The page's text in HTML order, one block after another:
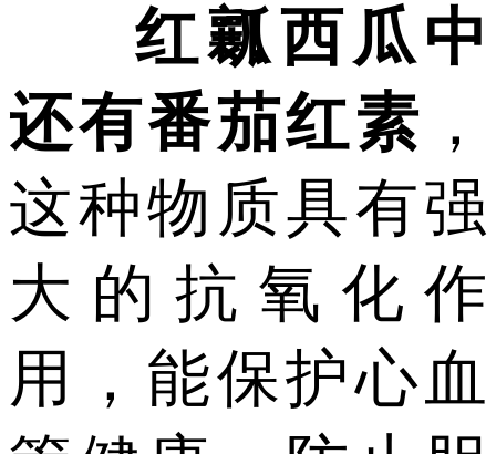
红瓤西瓜中
还有番茄红素 ，
这种物质具有强
大的抗氧化作
用，能保护心血